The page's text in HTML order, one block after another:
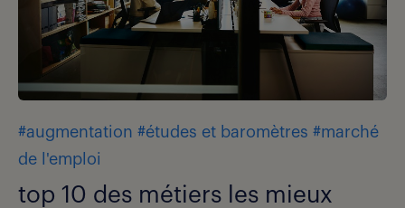
#augmentation #études et baromètres #marché
de l'emploi
top 10 des métiers les mieux